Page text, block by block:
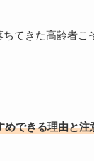
てきた高齢者
めできる理由と注